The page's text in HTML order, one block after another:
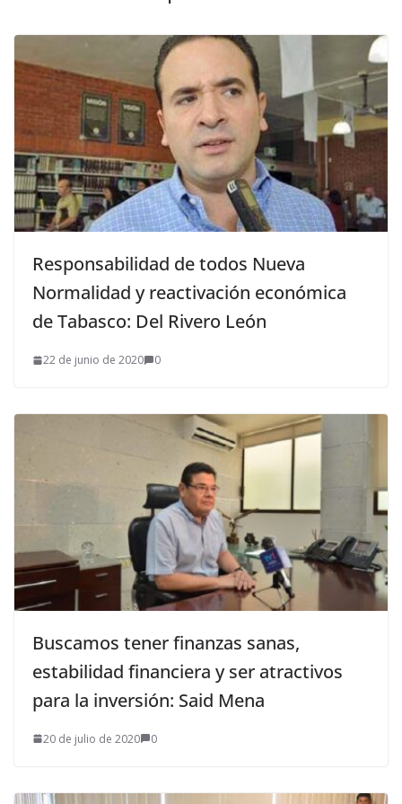
Responsabilidad de todos Nueva
Normalidad y reactivación económica
de Tabasco: Del Rivero León
22 de junio de 2020 0
Buscamos tener finanzas sanas,
estabilidad financiera y ser atractivos
para la inversión: Said Mena
20 de julio de 2020 0